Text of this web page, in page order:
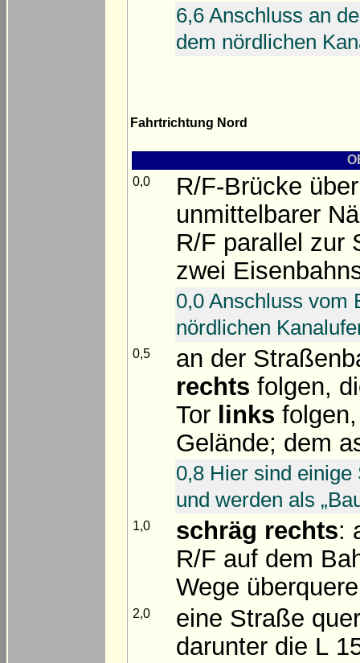
6,6 Anschluss an
dem nördlichen
Fahrtrichtung Nord
0,0
R/F-Brücke
unmittelbarer
R/F parallel zur
zwei
0,0 Anschluss vom
nördlichen
0,5
an der
rechts folgen,
Tor links
Gelände; dem
0,8 Hier sind
und werden als
1,0 schräg rechts:
R/F auf dem
Wege
2,0
eine Straße
darunter die L